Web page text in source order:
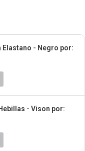
- Negro por:
- Vison por: